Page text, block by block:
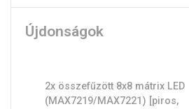
Újdonságok
2x összefűzött 8x8 mátrix LED
(MAX7219/MAX7221) [piros,